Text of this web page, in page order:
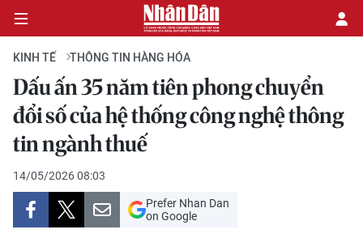
CHÍNH TRỊ
KINH TẾ
VĂN HÓA
XÃ HỘI
KINH TẾ THÔNG TIN HÀNG HÓA
Dấu ấn 35 năm tiên phong chuyển
đổi số của hệ thống công nghệ thông
tin ngành thuế
14/05/2026 08:03
Prefer Nhan Dan
on Google